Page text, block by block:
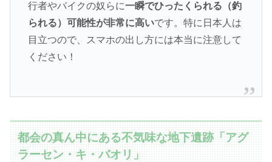
行者やバイクの奴らに一瞬でひったくられる（釣
られる）可能性が非常に高いです。特に日本人は
目立つので、スマホの出し方には本当に注意して
ください！
都会の真ん中にある不気味な地下遺跡「アグ
ラーセン・キ・バオリ」